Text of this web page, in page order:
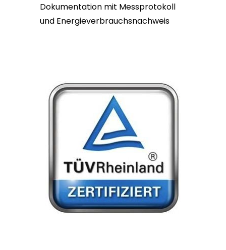
Dokumentation mit Messprotokoll
und Energieverbrauchsnachweis